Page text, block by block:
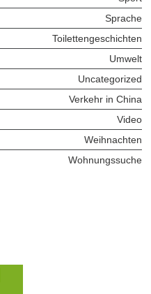
Sprache
Toilettengeschichten
Umwelt
Uncategorized
Verkehr in China
Video
Weihnachten
Wohnungssuche